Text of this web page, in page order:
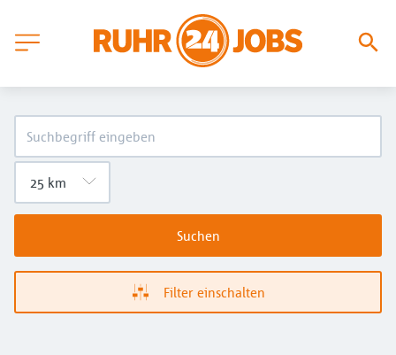
Suchen
Filter einschalten